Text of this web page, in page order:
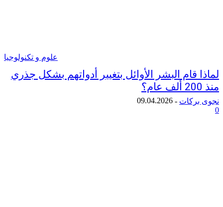
علوم و تكنولوجيا
قام البشر الأوائل بتغيير أدواتهم بشكل جذري
-
09.04.2026